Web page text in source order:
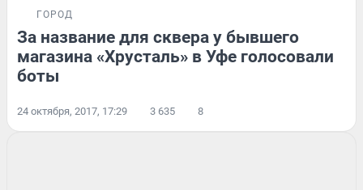
ГОРОД
За название для сквера у бывшего
магазина «Хрусталь» в Уфе голосовали
боты
24 октября, 2017, 17:29 3 635 8